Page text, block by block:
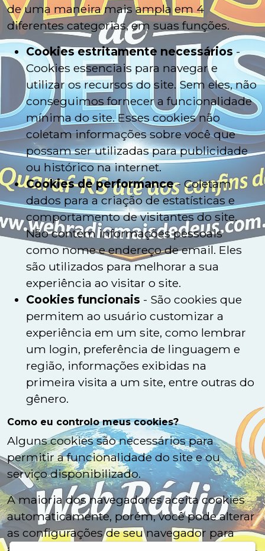
de uma maneira mais ampla em 4
diferentes categorias, em suas funções.
Cookies estritamente necessários -
Cookies essenciais para navegar e
utilizar os recursos do site. Sem eles, não
conseguimos fornecer a funcionalidade
mínima do site. Esses cookies não
coletam informações sobre você que
possam ser utilizadas para publicidade
ou histórico na internet.
Cookies de performance- Coletam
dados para a criação de estatísticas e
comportamento de visitantes do site.
Não contém informações pessoais
como nome e endereço de email. Eles
são utilizados para melhorar a sua
experiência ao visitar o site.
Cookies funcionais - São cookies que
permitem ao usuário customizar a
experiência em um site, como lembrar
um login, preferência de linguagem e
região, informações exibidas na
primeira visita a um site, entre outras do
gênero.
Como eu controlo meus cookies?
Alguns cookies são necessários para
permitir a funcionalidade do site e ou
serviço disponibilizado.
A maioria dos navegadores aceita cookies
automaticamente, porém, você pode alterar
as configurações de seu navegador para